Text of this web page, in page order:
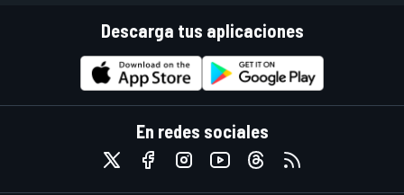
Descarga tus aplicaciones
En redes sociales